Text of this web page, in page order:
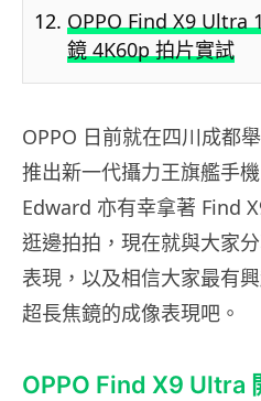
OPPO Find X9 Ultra
鏡 4K60p 拍片實試
OPPO 日前就在四川成都
推出新一代攝力王旗艦手
Edward 亦有幸拿著 Find
逛邊拍拍，現在就與大家
表現，以及相信大家最有
超長焦鏡的成像表現吧。
OPPO Find X9 Ultra